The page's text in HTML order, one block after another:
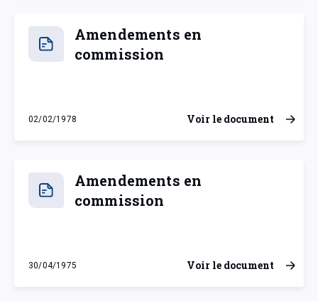
Amendements en
commission
02/02/1978
jeudi 2 février 1978
Voir le document
Amendements en
commission
30/04/1975
mercredi 30 avril 1975
Voir le document